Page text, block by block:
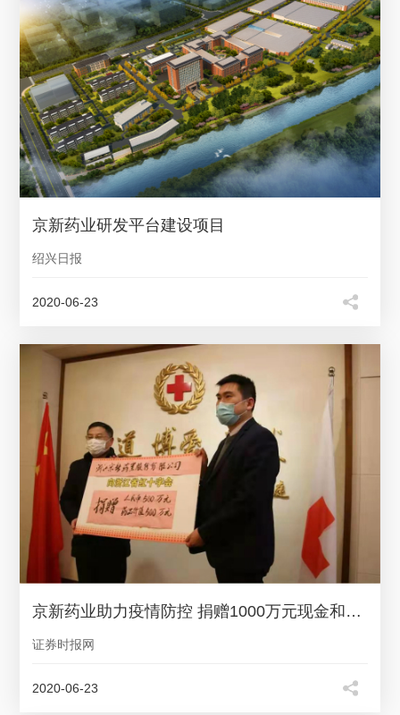
京新药业研发平台建设项目
绍兴日报
2020-06-23
京新药业助力疫情防控 捐赠1000万元现金和药品
证券时报网
2020-06-23